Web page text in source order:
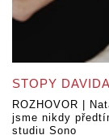
STOPY
ROZHOVOR |
jsme nikdy
studiu Sono